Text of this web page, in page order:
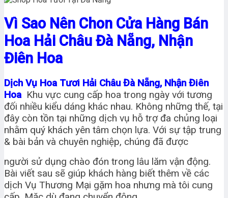
Vì Sao Nên Chon Cửa Hàng Bán
Hoa Hải Châu Đà Nẵng, Nhận
Điên Hoa
Dịch Vụ Hoa Tươi Hải Châu Đà Nẵng, Nhận Điên
Hoa Khu vực cung cấp hoa trong ngày với tương
đối nhiều kiểu dáng khác nhau. Không những thế, tại
đây còn tồn tại những dịch vụ hỗ trợ đa chủng loại
nhằm quý khách yên tâm chọn lựa. Với sự tập trung
& bài bản và chuyên nghiệp, chúng đã được
người sử dụng chào đón trong lâu lăm vận động.
Bài viết sau sẽ giúp khách hàng biết thêm về các
dịch Vụ Thương Mại gặm hoa nhưng mà tôi cung